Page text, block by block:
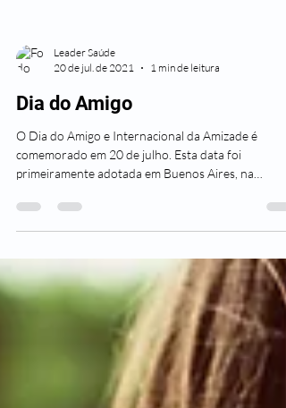
Leader Saúde
20 de jul. de 2021
1 min de leitura
Dia do Amigo
O Dia do Amigo e Internacional da Amizade é
Argentina....